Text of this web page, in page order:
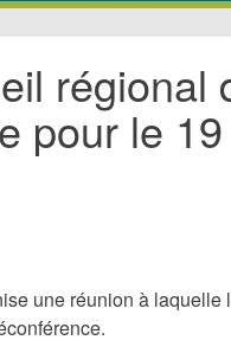
régional
pour le 19
une réunion à laquelle